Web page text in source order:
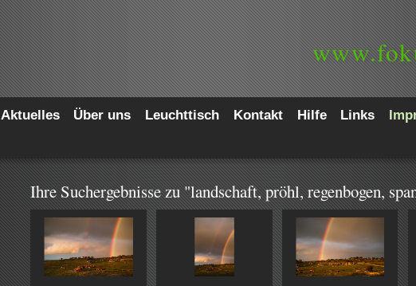
www.
Aktuelles Über uns Leuchttisch Kontakt Hilfe Links
Ihre Suchergebnisse zu "landschaft, pröhl, regenbogen,